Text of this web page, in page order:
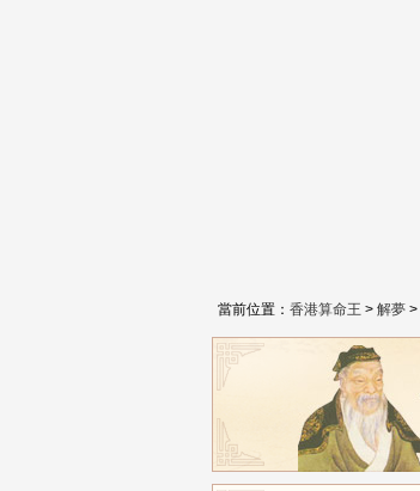
當前位置： 香港算命王 > 解夢 >